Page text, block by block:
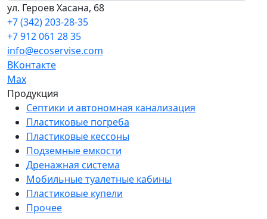
ул. Героев Хасана, 68
+7 (342) 203-28-35
+7 912 061 28 35
info@ecoservise.com
ВКонтакте
Мах
Продукция
Септики и автономная канализация
Пластиковые погреба
Пластиковые кессоны
Подземные емкости
Дренажная система
Мобильные туалетные кабины
Пластиковые купели
Прочее